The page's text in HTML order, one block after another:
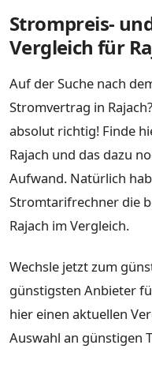
Strompreis-
Vergleich für
Auf der Suche nach
Stromvertrag in
absolut richtig! Finde
Rajach und das dazu
Aufwand. Natürlich
Stromtarifrechner die
Rajach im Vergleich.
Wechsle jetzt zum
günstigsten Anbieter
hier einen aktuellen
Auswahl an günstigen